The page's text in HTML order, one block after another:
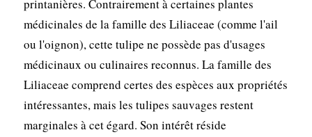
printanières. Contrairement à certaines plantes
médicinales de la famille des Liliaceae (comme l'ail
ou l'oignon), cette tulipe ne possède pas d'usages
médicinaux ou culinaires reconnus. La famille des
Liliaceae comprend certes des espèces aux propriétés
intéressantes, mais les tulipes sauvages restent
marginales à cet égard. Son intérêt réside